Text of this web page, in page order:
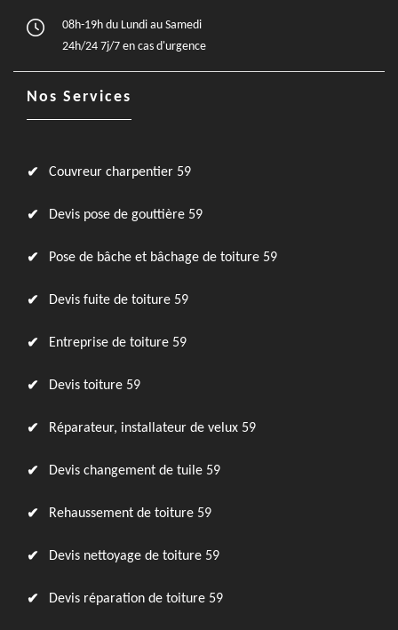
08h-19h du Lundi au Samedi
24h/24 7j/7 en cas d'urgence
Nos Services
Couvreur charpentier 59
Devis pose de gouttière 59
Pose de bâche et bâchage de toiture 59
Devis fuite de toiture 59
Entreprise de toiture 59
Devis toiture 59
Réparateur, installateur de velux 59
Devis changement de tuile 59
Rehaussement de toiture 59
Devis nettoyage de toiture 59
Devis réparation de toiture 59